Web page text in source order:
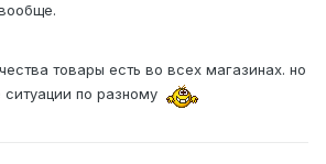
товары есть во всех магазинах. но
по разному